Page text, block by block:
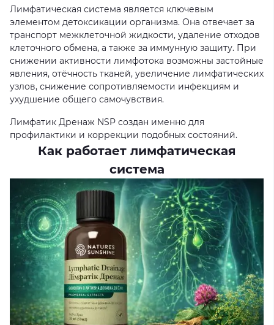
Лимфатическая система является ключевым
элементом детоксикации организма. Она отвечает за
транспорт межклеточной жидкости, удаление отходов
клеточного обмена, а также за иммунную защиту. При
снижении активности лимфотока возможны застойные
явления, отёчность тканей, увеличение лимфатических
узлов, снижение сопротивляемости инфекциям и
ухудшение общего самочувствия.
Лимфатик Дренаж NSP создан именно для
профилактики и коррекции подобных состояний.
Как работает лимфатическая
система